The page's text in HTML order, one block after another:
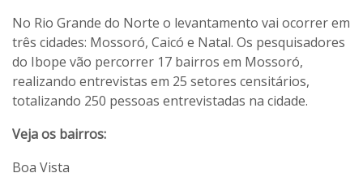
No Rio Grande do Norte o levantamento vai ocorrer em
três cidades: Mossoró, Caicó e Natal. Os pesquisadores
do Ibope vão percorrer 17 bairros em Mossoró,
realizando entrevistas em 25 setores censitários,
totalizando 250 pessoas entrevistadas na cidade.
Veja os bairros:
Boa Vista